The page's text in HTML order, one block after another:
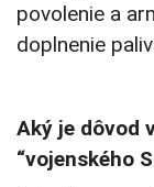
povolenie a
doplnenie
Aký je dôvod
“vojenského